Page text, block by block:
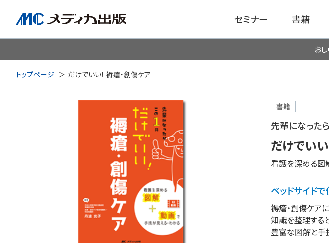
セミナー 書籍
脳神経
がん
耳鼻咽喉科 産科・婦
手術室・麻酔 救
感染管理・感染症
産
お
トップページ だけでいい！ 褥瘡・創傷ケア
書籍
先輩になった
だけでい
看護を深める図
ベッドサイド
褥瘡・創傷ケア
知識を整理する
豊富な図解と手